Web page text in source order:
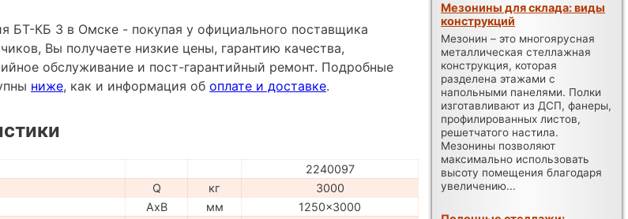
БТ-КБ 3 в Омске - покупая у официального поставщика
Вы получаете низкие цены, гарантию качества,
обслуживание и пост-гарантийный ремонт. Подробные
ниже, как и информация об оплате и доставке.
2240097
Q кг
3000
AxB мм
1250x3000
Мезонины для склада: виды
конструкций
Мезонин – это многоярусная
металлическая стеллажная
конструкция, которая
разделена этажами с
напольными панелями. Полки
изготавливают из ДСП, фанеры,
профилированных листов,
решетчатого настила.
Мезонины позволяют
максимально использовать
высоту помещения благодаря
увеличению...